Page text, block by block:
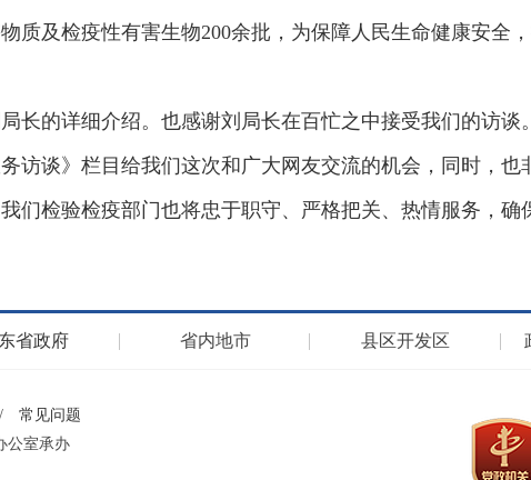
质及检疫性有害生物200余批，为保障人民生命健康安全
长的详细介绍。也感谢刘局长在百忙之中接受我们的访谈。
访谈》栏目给我们这次和广大网友交流的机会，同时，
们检验检疫部门也将忠于职守、严格把关、热情服务，确
省政府 省内地市 县区开发区
/
常见问题
公室承办